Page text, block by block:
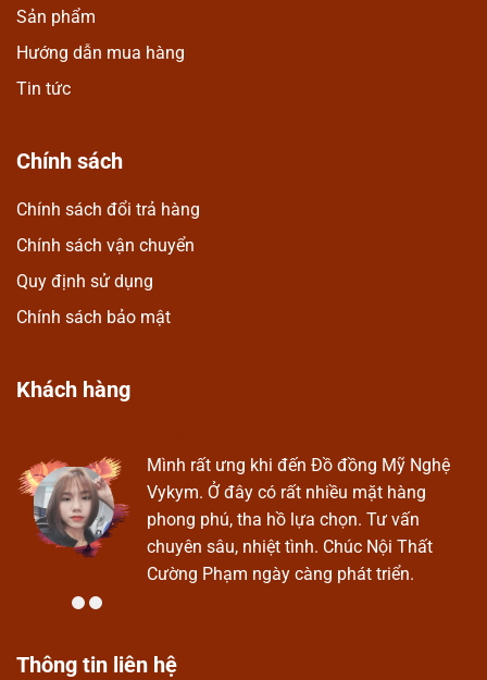
Sản phẩm
Hướng dẫn mua hàng
Tin tức
Chính sách
Chính sách đổi trả hàng
Chính sách vận chuyển
Quy định sử dụng
Chính sách bảo mật
Khách hàng
Mình rất ưng khi đến Đồ đồng Mỹ Nghệ
Vykym. Ở đây có rất nhiều mặt hàng
phong phú, tha hồ lựa chọn. Tư vấn
chuyên sâu, nhiệt tình. Chúc Nội Thất
Cường Phạm ngày càng phát triển.
Thông tin liên hệ